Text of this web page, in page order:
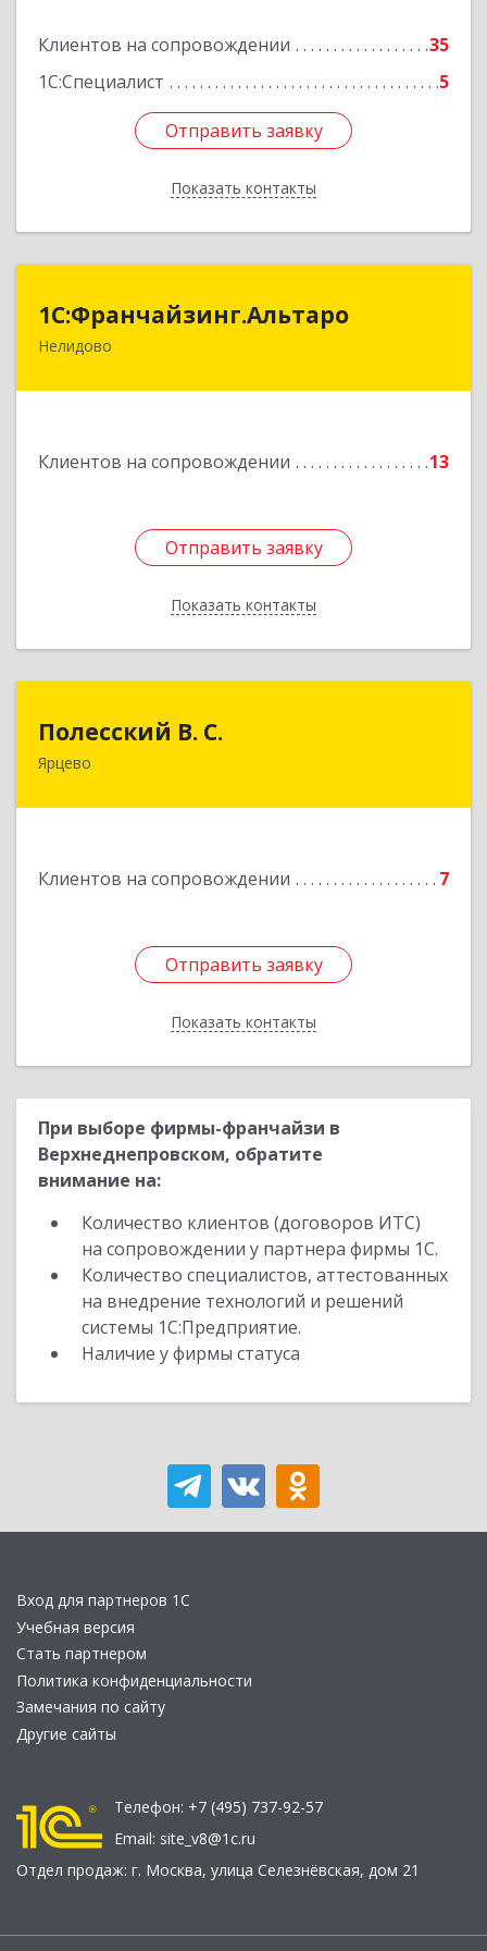
Клиентов на сопровождении
35
1С:Специалист
5
Отправить заявку
Показать контакты
Подробнее
Отправить заявку
Назад
1С:Франчайзинг.Альтаро
Нелидово
Клиентов на сопровождении 13
Отправить заявку
Показать контакты
1С:Франчайзинг.Альтаро
172527, Тверская обл, Нелидово г, Матросова
Отправить заявку
Назад
Полесский В. С.
Ярцево
Клиентов на сопровождении 7
Отправить заявку
Показать контакты
Отправить заявку
Назад
При выборе фирмы-франчайзи в
Верхнеднепровском, обратите
внимание на:
Количество клиентов (договоров ИТС)
на сопровождении у партнера фирмы 1С.
Количество специалистов, аттестованных
на внедрение технологий и решений
системы 1С:Предприятие.
Наличие у фирмы статуса
Вход для партнеров 1С
Учебная версия
Стать партнером
Политика конфиденциальности
Замечания по сайту
Другие сайты
Телефон: +7 (495) 737-92-57
Email: site_v8@1c.ru
Отдел продаж: г. Москва, улица Селезнёвская, дом 21